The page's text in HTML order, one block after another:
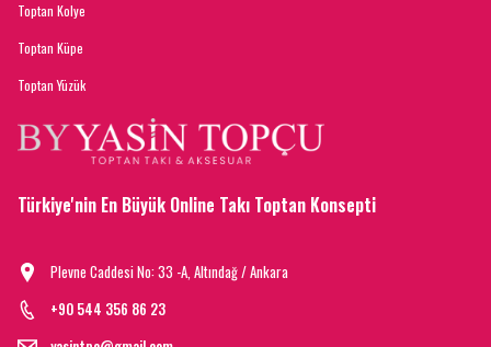
Toptan Kolye
Toptan Küpe
Toptan Yüzük
Türkiye'nin En Büyük Online Takı Toptan Konsepti
Plevne Caddesi No: 33 -A, Altındağ / Ankara
+90 544 356 86 23